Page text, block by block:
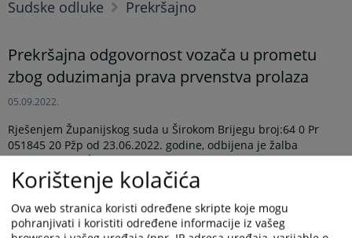
Sudske odluke Prekršajno
Prekršajna odgovornost vozača u prometu
zbog oduzimanja prava prvenstva prolaza
05.09.2022.
Rješenjem Županijskog suda u Širokom Brijegu broj:64 0 Pr
051845 20 Pžp od 23.06.2022. godine, odbijena je žalba
okrivljenog M. Ć., a potvrđeno Rješenje Općinskog suda u
Širokom Brijegu broj: 64 0 Pr 051845 19 Pr od 21.07.2020.
godine.
Anonimiziranu odluku Županijskog suda Široki Brijeg možete
preuzeti na linku s desne strane.
Korištenje kolačića
Ova web stranica koristi određene skripte koje mogu
pohranjivati i koristiti određene informacije iz vašeg